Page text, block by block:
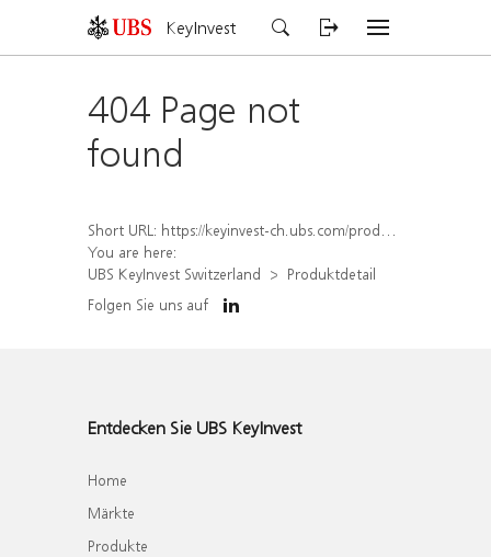
KeyInvest
404 Page not
found
Short URL: https://keyinvest-ch.ubs.com/produkt/detail/index/isin/CH1565650749
You are here:
UBS KeyInvest Switzerland
Produktdetail
Folgen Sie uns auf
Entdecken Sie UBS KeyInvest
Home
Märkte
Produkte